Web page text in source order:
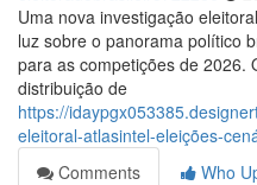
Uma nova investigação
luz sobre o panorama político
para as competições de 2026.
distribuição de
https://
eleitoral-atlasintel-eleições-
Comments
Who